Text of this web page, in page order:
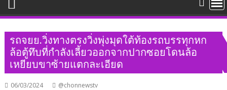
รถจยย.วิ่งทางตรงวิ่งพุ่งมุดใต้ท้องรถบรรทุกหก
ล้อตู้ทึบที่กำลังเลี้ยวออกจากปากซอยโดนล้อ
เหยียบขาซ้ายแตกละเอียด
06/03/2024 @chonnewstv